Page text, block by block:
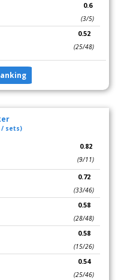
0.6
(3/5)
0.52
(25/48)
/ sets)
0.82
(9/11)
0.72
(33/46)
0.58
(28/48)
0.58
(15/26)
0.54
(25/46)